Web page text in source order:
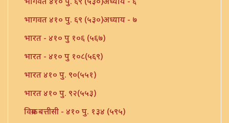
भागवत ४१० पु. ६९ (५३०)अध्याय - ७
भारत - ४१० पु १०६ (५६७)
भारत - ४१० पु १०८(५६९)
भारत ४१० पु. ९०(५५१)
भारत ४१० पु. ९२(५५३)
विक्रम बत्तीसी - ४१० पु. १३४ (५९५)